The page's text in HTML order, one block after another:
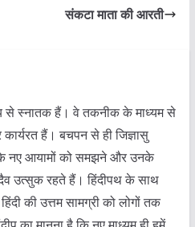
संकटा माता की आरती
से स्नातक हैं। वे तकनीक के माध्यम से
हैं। बचपन से ही जिज्ञासु
नए आयामों को समझने और उनके
उत्सुक रहते हैं। हिंदीपथ के साथ
की उत्तम सामग्री को लोगों तक